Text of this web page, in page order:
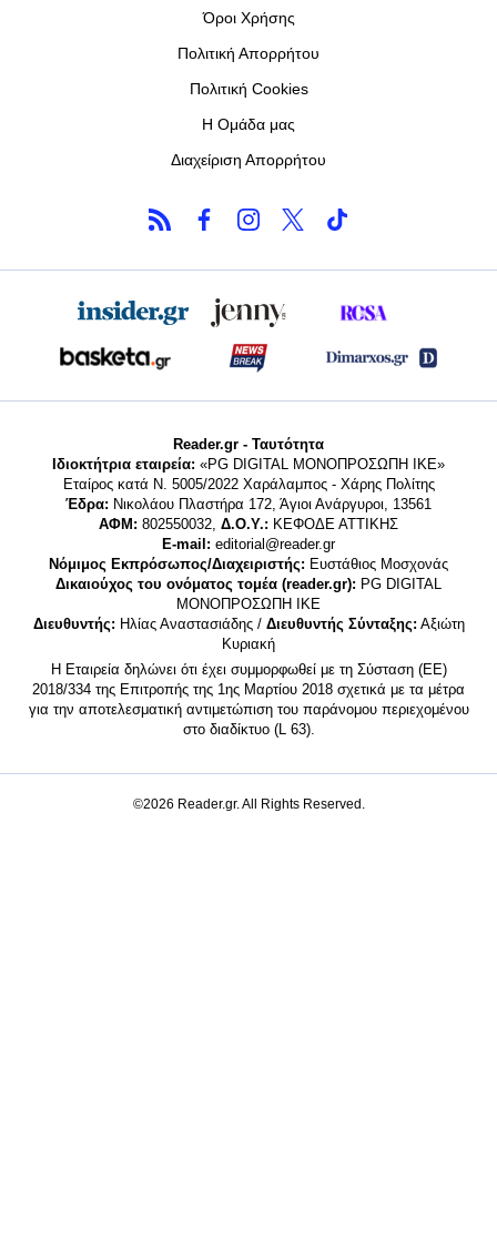
Όροι Χρήσης
Πολιτική Απορρήτου
Πολιτική Cookies
Η Ομάδα μας
Διαχείριση Απορρήτου
Reader.gr - Ταυτότητα
Ιδιοκτήτρια εταιρεία: «PG DIGITAL MONΟΠΡΟΣΩΠΗ ΙΚΕ»
Εταίρος κατά Ν. 5005/2022 Χαράλαμπος - Χάρης Πολίτης
Έδρα: Νικολάου Πλαστήρα 172, Άγιοι Ανάργυροι, 13561
ΑΦΜ: 802550032, Δ.Ο.Υ.: ΚΕΦΟΔΕ ΑΤΤΙΚΗΣ
E-mail: editorial@reader.gr
Νόμιμος Εκπρόσωπος/Διαχειριστής: Ευστάθιος Μοσχονάς
Δικαιούχος του ονόματος τομέα (reader.gr): PG DIGITAL
MONΟΠΡΟΣΩΠΗ ΙΚΕ
Διευθυντής: Ηλίας Αναστασιάδης / Διευθυντής Σύνταξης: Αξιώτη
Κυριακή
Η Εταιρεία δηλώνει ότι έχει συμμορφωθεί με τη Σύσταση (ΕΕ)
2018/334 της Επιτροπής της 1ης Μαρτίου 2018 σχετικά με τα μέτρα
για την αποτελεσματική αντιμετώπιση του παράνομου περιεχομένου
στο διαδίκτυο (L 63).
©2026 Reader.gr. All Rights Reserved.